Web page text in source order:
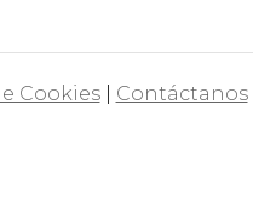
Cookies| Contáctanos|